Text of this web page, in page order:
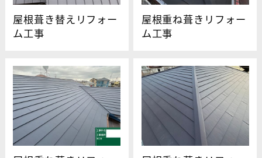
屋根葺き替えリフォー
ム工事
屋根重ね葺きリフォー
ム工事